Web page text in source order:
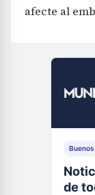
afecte al
Buenos
de